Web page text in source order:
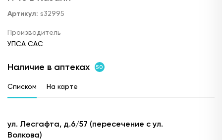
Артикул: s32995
Производитель
УПСА САС
Наличие в аптеках 50
Списком На карте
ул. Лесгафта, д.6/57 (пересечение с ул.
Волкова)